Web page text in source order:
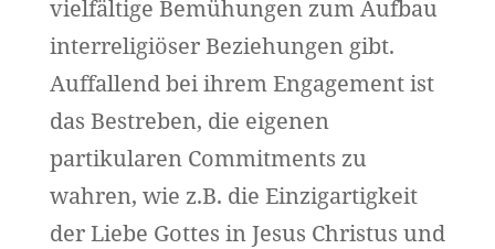
vielfältige Bemühungen zum Aufbau
interreligiöser Beziehungen gibt.
Auffallend bei ihrem Engagement ist
das Bestreben, die eigenen
partikularen Commitments zu
wahren, wie z.B. die Einzigartigkeit
der Liebe Gottes in Jesus Christus und